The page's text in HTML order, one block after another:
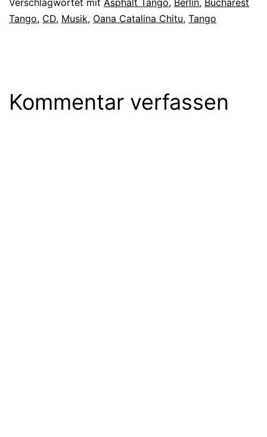
Verschlagwortet mit Asphalt Tango, Berlin, Bucharest
Tango, CD, Musik, Oana Catalina Chitu, Tango
Kommentar verfassen